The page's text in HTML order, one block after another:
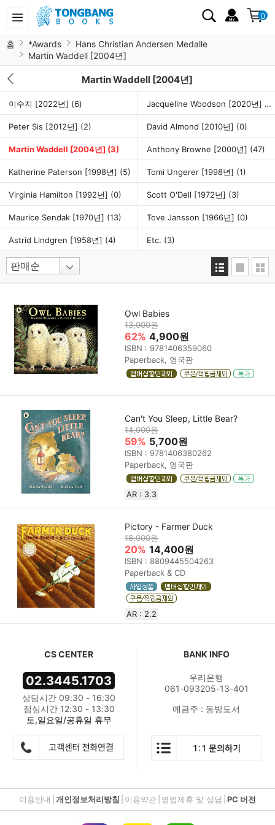
0
홈 *Awards
Hans Christian Andersen Medalle
Martin Waddell [2004년]
Martin Waddell [2004년]
이수지 [2022년] (6) Jacqueline Woodson [2020년]
(3)
Peter Sis [2012년] (2) David Almond [2010년] (0)
Martin Waddell [2004년] (3) Anthony Browne [2000년] (47)
Katherine Paterson [1998년] (5) Tomi Ungerer [1998년] (1)
Virginia Hamilton [1992년] (0) Scott O'Dell [1972년] (3)
Maurice Sendak [1970년] (13) Tove Jansson [1966년] (0)
Astrid Lindgren [1958년] (4) Etc. (3)
Owl Babies
13,000원
62% 4,900원
ISBN : 9781406359060
Paperback, 영국판
Can't You Sleep, Little Bear?
14,000원
59% 5,700원
ISBN : 9781406380262
Paperback, 영국판
AR : 3.3
Pictory - Farmer Duck
18,000원
20% 14,400원
ISBN : 8809445504263
Paperback & CD
AR : 2.2
CS CENTER
02.3445.1703
상담시간 09:30 - 16:30
점심시간 12:30 - 13:30
토,일요일/공휴일 휴무
BANK INFO
우리은행
061-093205-13-401
예금주 : 동방도서
이용안내 개인정보처리방침 이용약관 영업제휴 및 상담 PC 버전